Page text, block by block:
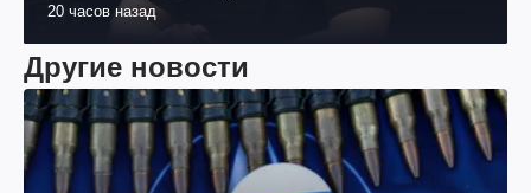
20 часов назад
Другие новости